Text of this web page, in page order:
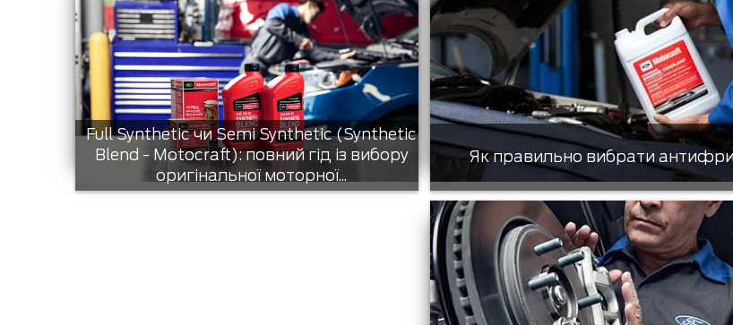
Full Synthetic чи Semi Synthetic (Synthetic
Blend - Motocraft): повний гід із вибору
оригінальної моторної...
Як правильно вибрати